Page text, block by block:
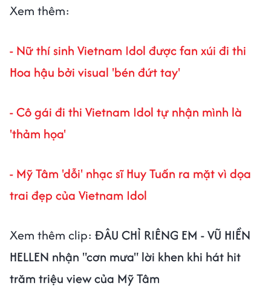
Xem thêm:
- Nữ thí sinh Vietnam Idol được fan xúi đi thi
Hoa hậu bởi visual 'bén đứt tay'
- Cô gái đi thi Vietnam Idol tự nhận mình là
'thảm họa'
- Mỹ Tâm 'dỗi' nhạc sĩ Huy Tuấn ra mặt vì dọa
trai đẹp của Vietnam Idol
Xem thêm clip: ĐÂU CHỈ RIÊNG EM - VŨ HIỀN
HELLEN nhận "cơn mưa" lời khen khi hát hit
trăm triệu view của Mỹ Tâm